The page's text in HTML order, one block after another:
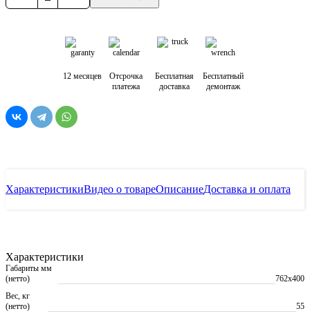
12 месяцев
Отсрочка
платежа
Бесплатная
доставка
Бесплатный
демонтаж
ХарактеристикиВидео о товареОписаниеДоставка и оплата
Характеристики
Габариты мм
(нетто)
762х400
Вес, кг
(нетто)
55